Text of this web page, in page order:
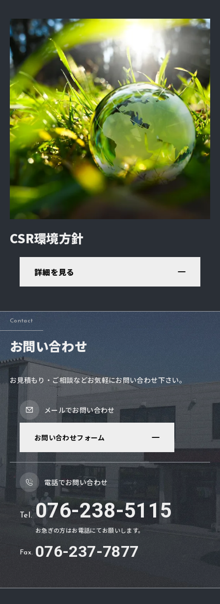
CSR環境方針
詳細を見る
Contact
お問い合わせ
お見積もり・ご相談などお気軽にお問い合わせ下さい。
メールでお問い合わせ
お問い合わせフォーム
電話でお問い合わせ
Tel. 076-238-5115
お急ぎの方はお電話にてお願いします。
Fax. 076-237-7877